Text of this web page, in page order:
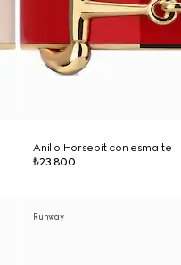
Anillo Horsebit con esmalte
₺23.800
Runway